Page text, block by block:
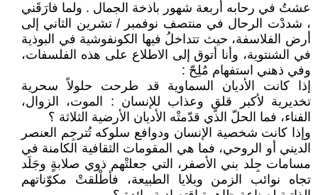
عشتُ في رحابه أربعة شهور باذخة الجمال . ولما فارَقَني
، شددْت الرحال في منتصف نوفمبر / تشرين الثاني إلى
أرض الفلاسفة، حيث تتداخلُ فيها الكونفوشية في البوذية
في الشنتوية، وأنا أتوق إلى الاطلاع على هذه الفلسفات،
وفي ذهني استفهام مُلِحّ :
إذا كانت الأديان السماوية قد طرحت حلولاً سحرية
تخديرية لأكبر قلقٍ وعذاب للإنسان : الموت، الزوال،
الفناء، فما الحلّ الذي قدّمتْه الأديان الأرضية الثلاثة ؟
وإذا كانت شخصية الإنسان ودوافع سلوكه تُترجِم العنصر
الديني أو الروحي، فما هي المقومات الثقافية الكامنة في
مسامات جِلد بني الأصفر، التي جعلتْهم ذوي صلابةٍ وجَلَد
تجاه نوائب الزمن وبلايا الطبيعة، فأطْلقتْ مكوّناتهم